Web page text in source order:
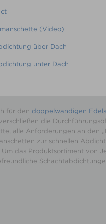
(Video)
über Dach
unter Dach
für den doppelwandigen
die
alle Anforderungen an den
zur schnellen
das Produktsortiment von